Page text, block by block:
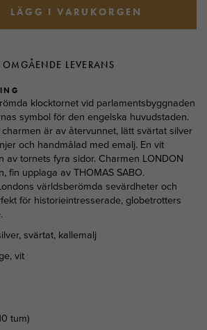
klocktornet vid parlamentsbyggnaden
symbol för den engelska huvudstaden.
är av återvunnet, lätt svärtat silver
och handmålad med emalj. En vit
av tornets fyra sidor. Charmen LONDON
fin upplaga av THOMAS SABO.
världsberömda sevärdheter och
för historieintresserade, globetrotters
svärtat, kallemalj
vit
tum)
LÄGG I VARUKORGEN
LEVERANS